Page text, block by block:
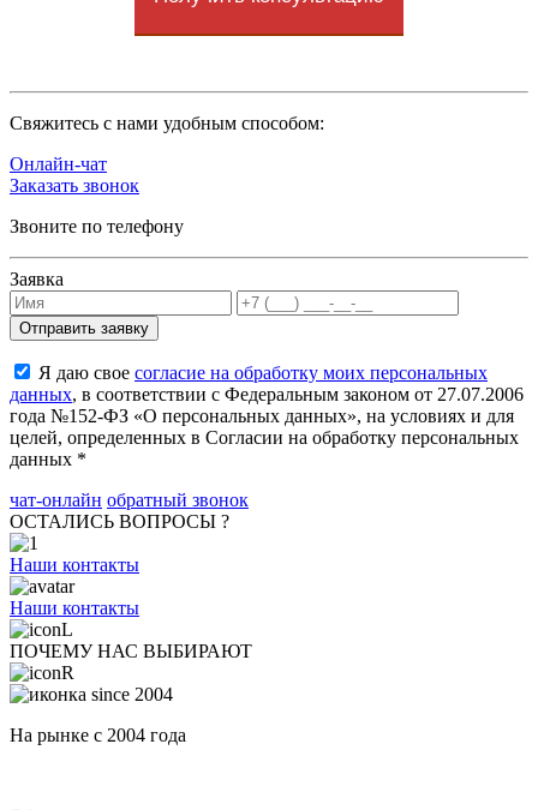
Cвяжитесь с нами удобным способом:
Онлайн-чат
Заказать звонок
Звоните по телефону
Заявка
Я даю свое согласие на обработку моих персональных
данных, в соответствии с Федеральным законом от 27.07.2006
года №152-ФЗ «О персональных данных», на условиях и для
целей, определенных в Согласии на обработку персональных
данных *
чат-онлайн обратный звонок
ОСТАЛИСЬ ВОПРОСЫ ?
Наши контакты
Наши контакты
ПОЧЕМУ НАС ВЫБИРАЮТ
На рынке с 2004 года